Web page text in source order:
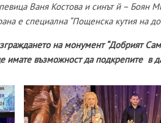
Ваня Костова и синът й – Боян
е специална “Пощенска кутия на
на монумент “Добрият
имате възможност да подкрепите в